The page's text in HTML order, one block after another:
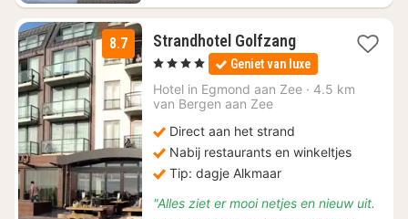
8.7 Strandhotel Golfzang1
nacht
vanaf
€
, 4 Sterren Geniet van luxe
Hotel in Egmond aan Zee · 4.5 km
van Bergen aan Zee
Direct aan het strand
Nabij restaurants en winkeltjes
Tip: dagje Alkmaar
"Alles ziet er mooi netjes en nieuw uit.